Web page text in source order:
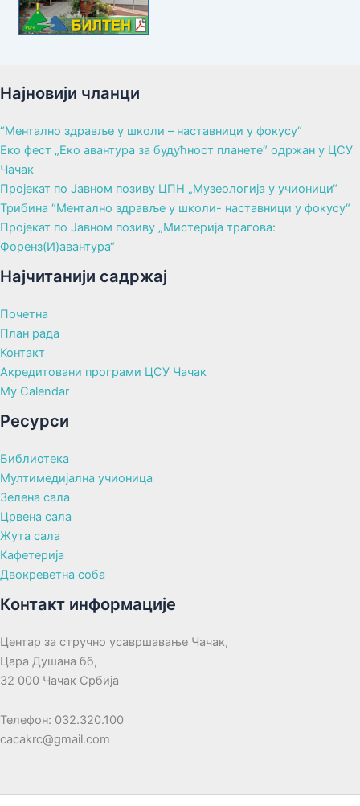
Најновији чланци
“Ментално здравље у школи – наставници у фокусу“
Еко фест „Еко авантура за будућност планете“ одржан у ЦСУ
Чачак
Пројекат по Јавном позиву ЦПН „Музеологија у учионици“
Трибина “Ментално здравље у школи- наставници у фокусу“
Пројекат по Јавном позиву „Мистерија трагова:
Форенз(И)авантура“
Најчитанији садржај
Почетна
План рада
Контакт
Акредитовани програми ЦСУ Чачак
My Calendar
Ресурси
Библиотека
Мултимедијална учионица
Зелена сала
Црвена сала
Жута сала
Кафетерија
Двокреветна соба
Контакт информације
Центар за стручно усавршавање Чачак,
Цара Душана бб,
32 000 Чачак Србија
Телефон: 032.320.100
cacakrc@gmail.com